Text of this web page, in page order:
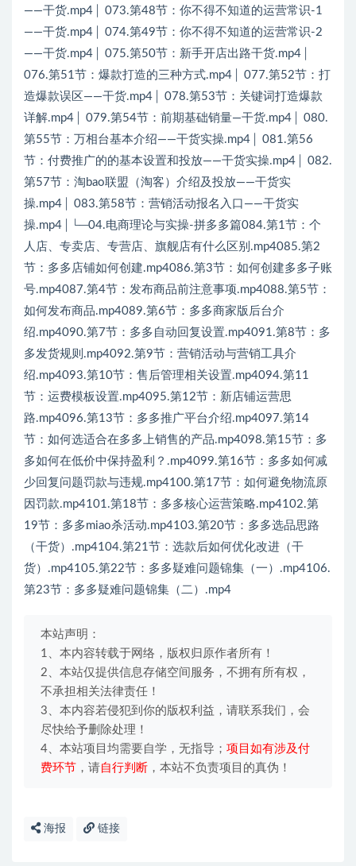
——干货.mp4│ 073.第48节：你不得不知道的运营常识-1
——干货.mp4│ 074.第49节：你不得不知道的运营常识-2
——干货.mp4│ 075.第50节：新手开店出路干货.mp4│
076.第51节：爆款打造的三种方式.mp4│ 077.第52节：打
造爆款误区——干货.mp4│ 078.第53节：关键词打造爆款
详解.mp4│ 079.第54节：前期基础销量—干货.mp4│ 080.
第55节：万相台基本介绍——干货实操.mp4│ 081.第56
节：付费推广的的基本设置和投放——干货实操.mp4│ 082.
第57节：淘bao联盟（淘客）介绍及投放——干货实
操.mp4│ 083.第58节：营销活动报名入口——干货实
操.mp4│└─04.电商理论与实操-拼多多篇084.第1节：个
人店、专卖店、专营店、旗舰店有什么区别.mp4085.第2
节：多多店铺如何创建.mp4086.第3节：如何创建多多子账
号.mp4087.第4节：发布商品前注意事项.mp4088.第5节：
如何发布商品.mp4089.第6节：多多商家版后台介
绍.mp4090.第7节：多多自动回复设置.mp4091.第8节：多
多发货规则.mp4092.第9节：营销活动与营销工具介
绍.mp4093.第10节：售后管理相关设置.mp4094.第11
节：运费模板设置.mp4095.第12节：新店铺运营思
路.mp4096.第13节：多多推广平台介绍.mp4097.第14
节：如何选适合在多多上销售的产品.mp4098.第15节：多
多如何在低价中保持盈利？.mp4099.第16节：多多如何减
少回复问题罚款与违规.mp4100.第17节：如何避免物流原
因罚款.mp4101.第18节：多多核心运营策略.mp4102.第
19节：多多miao杀活动.mp4103.第20节：多多选品思路
（干货）.mp4104.第21节：选款后如何优化改进（干
货）.mp4105.第22节：多多疑难问题锦集（一）.mp4106.
第23节：多多疑难问题锦集（二）.mp4
本站声明：
1、本内容转载于网络，版权归原作者所有！
2、本站仅提供信息存储空间服务，不拥有所有权，
不承担相关法律责任！
3、本内容若侵犯到你的版权利益，请联系我们，会
尽快给予删除处理！
4、本站项目均需要自学，无指导； 项目如有涉及付
费环节 ，请自行判断 ，本站不负责项目的真伪！
海报 链接